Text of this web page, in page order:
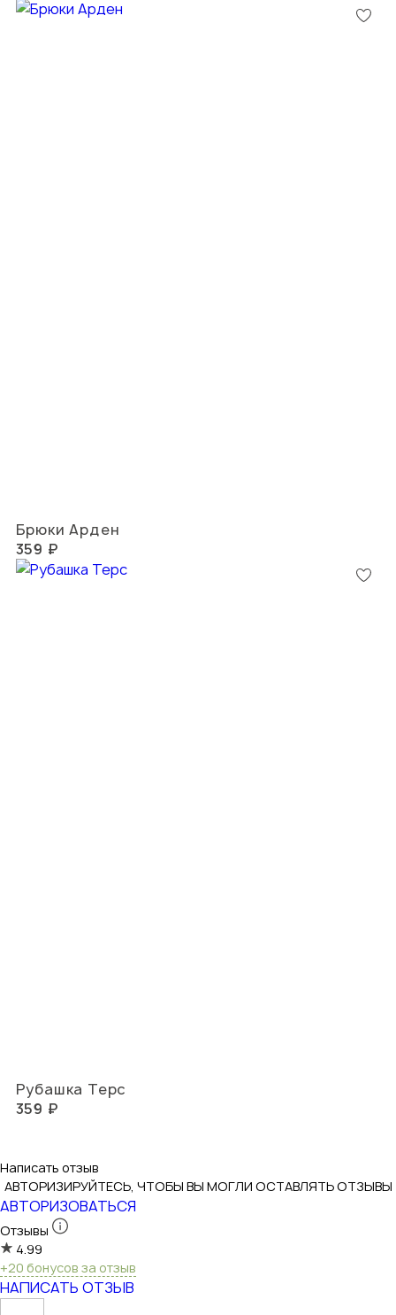
Брюки Арден
359 ₽
Рубашка Терс
359 ₽
Написать отзыв
АВТОРИЗИРУЙТЕСЬ, ЧТОБЫ ВЫ МОГЛИ ОСТАВЛЯТЬ ОТЗЫВЫ
АВТОРИЗОВАТЬСЯ
Отзывы
4.99
+20 бонусов за отзыв
НАПИСАТЬ ОТЗЫВ